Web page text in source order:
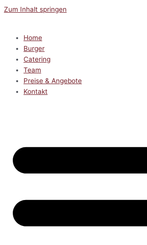
Zum Inhalt springen
Home
Burger
Catering
Team
Preise & Angebote
Kontakt